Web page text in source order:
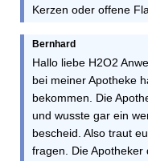
Kerzen oder offene
Bernhard
Hallo liebe H2O2
bei meiner Apotheke
bekommen. Die
und wusste gar ein
bescheid. Also traut
fragen. Die Apotheker